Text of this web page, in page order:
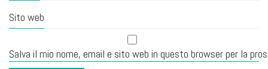
Sito web
Salva il mio nome, email e sito web in questo browser per la